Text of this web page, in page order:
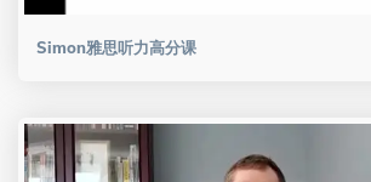
Simon雅思听力高分课